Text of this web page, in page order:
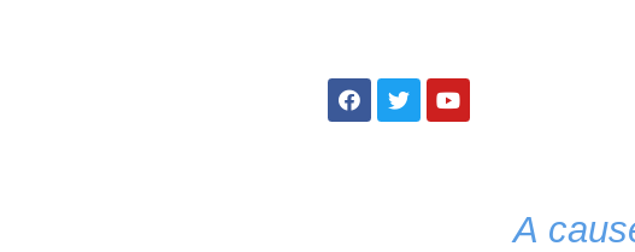
A